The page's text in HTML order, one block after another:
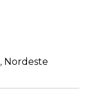
, Nordeste